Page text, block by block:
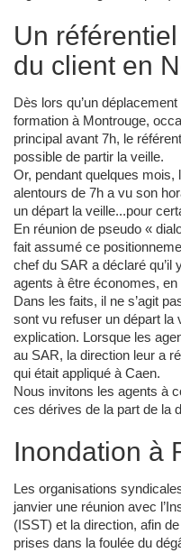
Un
du client en
Dès lors qu’un
formation à Montrouge,
principal avant 7h, le
possible de partir la veille.
Or, pendant quelques mois,
alentours de 7h a vu son
un départ la veille...pour
En réunion de pseudo «
fait assumé ce
chef du SAR a déclaré qu’il
agents à être économes, en
Dans les faits, il ne s’agit
sont vu refuser un départ la
explication. Lorsque les
au SAR, la direction leur a
qui était appliqué à Caen.
Nous invitons les agents à
ces dérives de la part de la
Inondation à
Les organisations
janvier une réunion avec
(ISST) et la direction, afin
prises dans la foulée du